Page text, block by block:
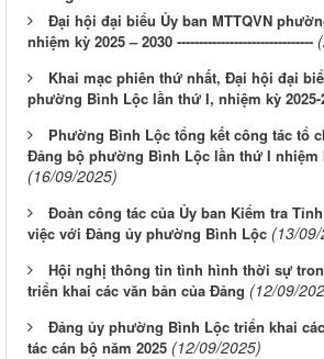
Đại hội đại biểu Ủy ban MTTQVN
nhiệm kỳ 2025 – 2030 -------------------------------
Khai mạc phiên thứ nhất, Đại hội đại
phường Bình Lộc lần thứ I, nhiệm kỳ 2025-
Phường Bình Lộc tổng kết công tác tổ
Đảng bộ phường Bình Lộc lần thứ I nhiệm
(16/09/2025)
Đoàn công tác của Ủy ban Kiểm tra
việc với Đảng ủy phường Bình Lộc (13/
Hội nghị thông tin tình hình thời sự
triển khai các văn bản của Đảng (12/09/
Đảng ủy phường Bình Lộc triển khai
tác cán bộ năm 2025 (12/09/2025)